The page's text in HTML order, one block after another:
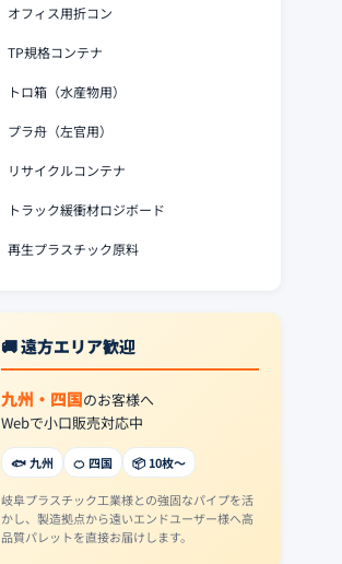
オフィス用折コン
TP規格コンテナ
トロ箱（水産物用）
プラ舟（左官用）
リサイクルコンテナ
トラック緩衝材ロジボード
再生プラスチック原料
🚚 遠方エリア歓迎
九州・四国のお客様へ
Webで小口販売対応中
🐟 九州 🍊 四国 📦 10枚〜
岐阜プラスチック工業様との強固なパイプを活
かし、製造拠点から遠いエンドユーザー様へ高
品質パレットを直接お届けします。